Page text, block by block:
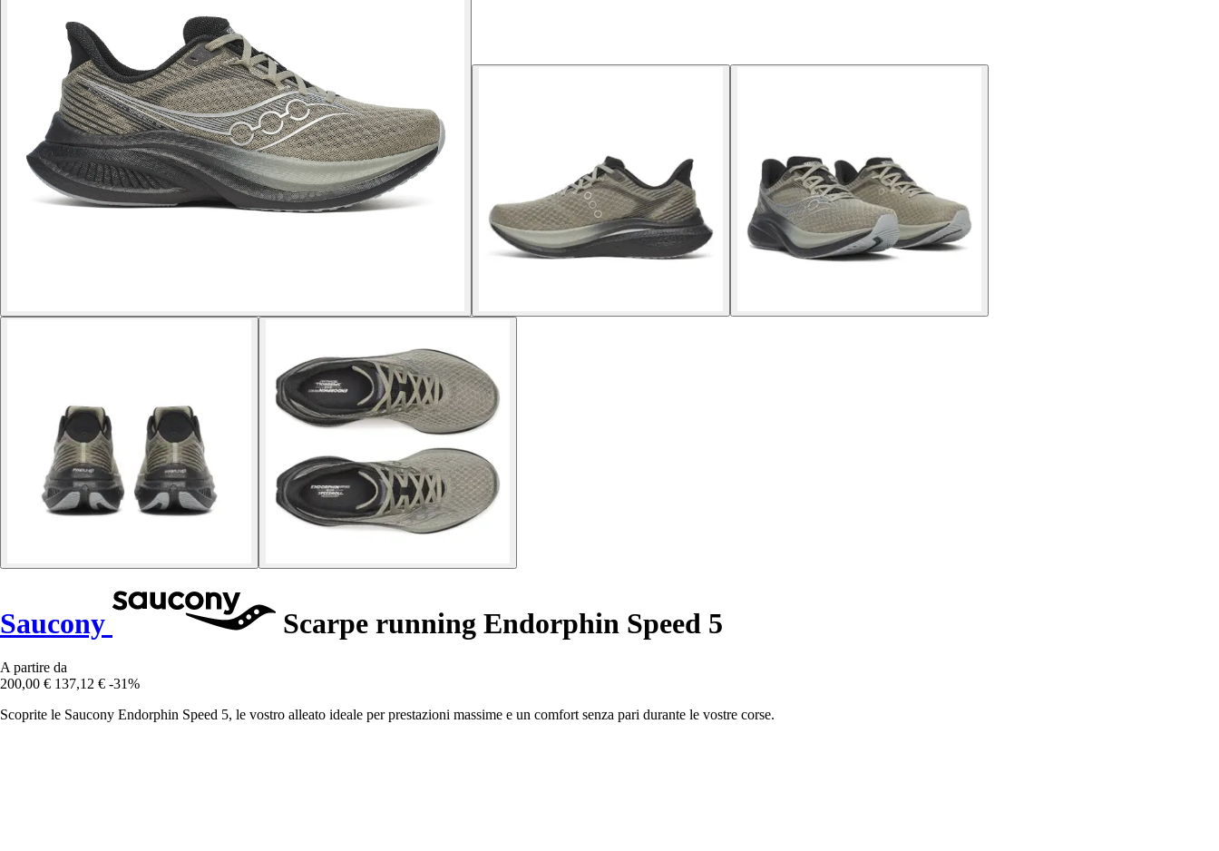
Saucony Scarpe running Endorphin Speed 5
A partire da
200,00 € 137,12 € -31%
Scoprite le Saucony Endorphin Speed 5, le vostro alleato ideale per prestazioni massime e un comfort senza pari durante le vostre corse.